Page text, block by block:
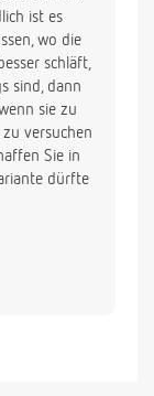
ist es
wo die
schläft,
sind, dann
sie zu
versuchen
Sie in
dürfte